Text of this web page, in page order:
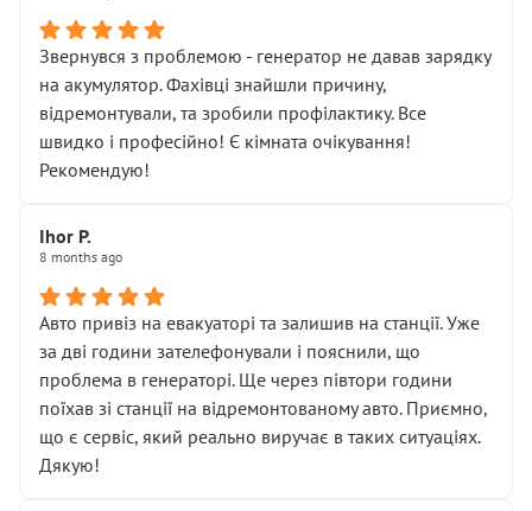
послуга. Тим більше, я був поруч і жодної реальної
діагностики ходової не проводилось. Після
зауваження гроші за цю “послугу” повернули, що
лише підтвердило мою правоту.
Але головне — я виїжджаю з боксу, і скрип у гальмах
залишився таким самим, як і був. Тобто оплачена
Далі ситуація тільки погіршилась:
• сказали, що тепер “потрібно знімати колеса”
• що біля авто стояти вже не можна
• почали озвучувати купу додаткових робіт без
чіткого пояснення
( ну все зняли та доробили) дякую!
Окремий момент, який виглядає абсурдно:
мені заявили, що бачок гальмівної рідини потрібно
міняти разом із головним гальмівним циліндром у
Звернувся з проблемою - генератор не давав зарядку
на акумулятор. Фахівці знайшли причину,
відремонтували, та зробили профілактику. Все
швидко і професійно! Є кімната очікування!
Рекомендую!
Ihor P.
8 months ago
Авто привіз на евакуаторі та залишив на станції. Уже
за дві години зателефонували і пояснили, що
проблема в генераторі. Ще через півтори години
поїхав зі станції на відремонтованому авто. Приємно,
що є сервіс, який реально виручає в таких ситуаціях.
Дякую!